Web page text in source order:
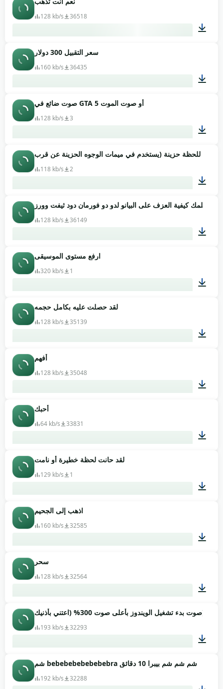
128 kb/s 36518
سعر التقبيل 300 دولار
160 kb/s 36435
صوت ضائع في GTA 5 أو صوت الموت
128 kb/s 3
00:08
118 kb/s
2
00:05
سأعلمك كيفية العزف على البيانو لدو دو فورمان دود ثيفت وورز
128 kb/s 36149
ارفع مستوى الموسيقى
320 kb/s 1
لقد حصلت عليه بكامل حجمه
128 kb/s 35139
أفهم
128 kb/s 35048
أحبك
64 kb/s 33831
لقد حانت لحظة خطيرة أو نامت
129 kb/s 1
اذهب إلى الجحيم
160 kb/s 32585
سحر
128 kb/s 32564
00:14صوت بدء تشغيل الويندوز بأعلى صوت 300% (اعتني بأذنيك)
193 kb/s 32293
00:05
شم bebebebebebebebra شم شم شم بيبرا 10 دقائق
192 kb/s 32288